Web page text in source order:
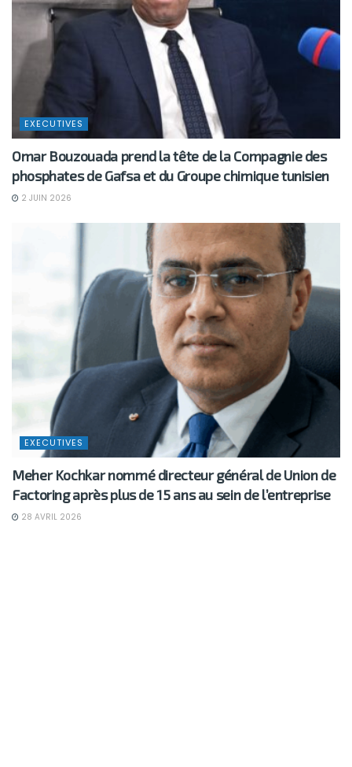
EXECUTIVES
Omar Bouzouada prend la tête de la Compagnie des
phosphates de Gafsa et du Groupe chimique tunisien
2 JUIN 2026
EXECUTIVES
Meher Kochkar nommé directeur général de Union de
Factoring après plus de 15 ans au sein de l’entreprise
28 AVRIL 2026